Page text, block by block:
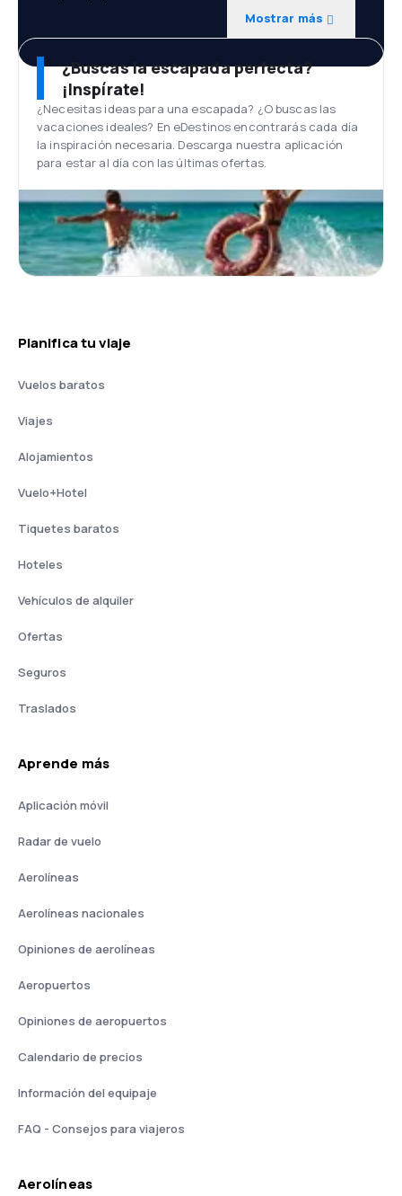
Mostrar más
¿Buscas la escapada perfecta?
¡Inspírate!
¿Necesitas ideas para una escapada? ¿O buscas las
vacaciones ideales? En eDestinos encontrarás cada día
la inspiración necesaria. Descarga nuestra aplicación
para estar al día con las últimas ofertas.
Planifica tu viaje
Vuelos baratos
Viajes
Alojamientos
Vuelo+Hotel
Tiquetes baratos
Hoteles
Vehículos de alquiler
Ofertas
Seguros
Traslados
Aprende más
Aplicación móvil
Radar de vuelo
Aerolíneas
Aerolíneas nacionales
Opiniones de aerolíneas
Aeropuertos
Opiniones de aeropuertos
Calendario de precios
Información del equipaje
FAQ - Consejos para viajeros
Aerolíneas